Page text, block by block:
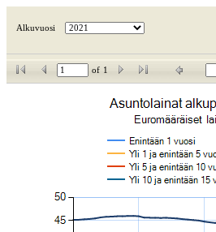
Alkuvuosi
of 1